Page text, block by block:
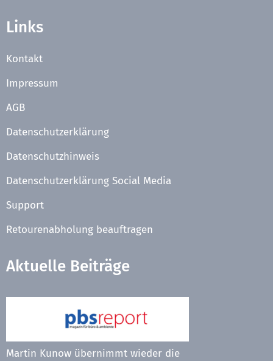
Links
Kontakt
Impressum
AGB
Datenschutzerklärung
Datenschutzhinweis
Datenschutzerklärung Social Media
Support
Retourenabholung beauftragen
Aktuelle Beiträge
Martin Kunow übernimmt wieder die